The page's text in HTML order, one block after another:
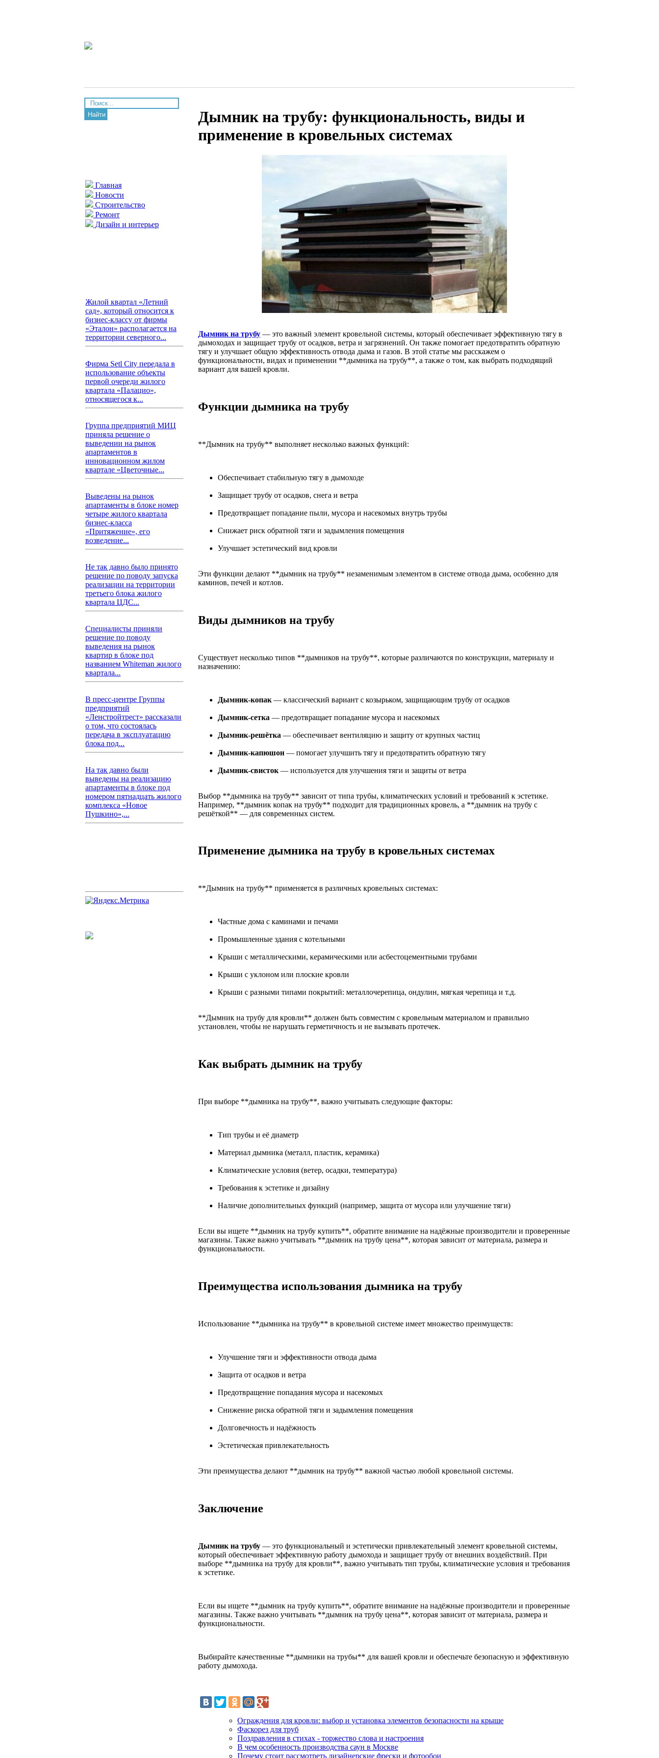
Найти
Главная
Новости
Строительство
Ремонт
Дизайн и интерьер
Жилой квартал «Летний
сад», который относится к
бизнес-классу от фирмы
«Эталон» располагается на
территории северного...
Фирма Setl City передала в
использование объекты
первой очереди жилого
квартала «Палацио»,
относящегося к...
Группа предприятий МИЦ
приняла решение о
выведении на рынок
апартаментов в
инновационном жилом
квартале «Цветочные...
Выведены на рынок
апартаменты в блоке номер
четыре жилого квартала
бизнес-класса
«Притяжение», его
возведение...
Не так давно было принято
решение по поводу запуска
реализации на территории
третьего блока жилого
квартала ЦДС...
Специалисты приняли
решение по поводу
выведения на рынок
квартир в блоке под
названием Whiteman жилого
квартала...
В пресс-центре Группы
предприятий
«Ленстройтрест» рассказали
о том, что состоялась
передача в эксплуатацию
блока под...
На так давно были
выведены на реализацию
апартаменты в блоке под
номером пятнадцать жилого
комплекса «Новое
Пушкино»,...
Дымник на трубу: функциональность, виды и
применение в кровельных системах
Дымник на трубу — это важный элемент кровельной системы, который обеспечивает эффективную тягу в
дымоходах и защищает трубу от осадков, ветра и загрязнений. Он также помогает предотвратить обратную
тягу и улучшает общую эффективность отвода дыма и газов. В этой статье мы расскажем о
функциональности, видах и применении **дымника на трубу**, а также о том, как выбрать подходящий
вариант для вашей кровли.
Функции дымника на трубу
**Дымник на трубу** выполняет несколько важных функций:
Обеспечивает стабильную тягу в дымоходе
Защищает трубу от осадков, снега и ветра
Предотвращает попадание пыли, мусора и насекомых внутрь трубы
Снижает риск обратной тяги и задымления помещения
Улучшает эстетический вид кровли
Эти функции делают **дымник на трубу** незаменимым элементом в системе отвода дыма, особенно для
каминов, печей и котлов.
Виды дымников на трубу
Существует несколько типов **дымников на трубу**, которые различаются по конструкции, материалу и
назначению:
Дымник-копак — классический вариант с козырьком, защищающим трубу от осадков
Дымник-сетка — предотвращает попадание мусора и насекомых
Дымник-решётка — обеспечивает вентиляцию и защиту от крупных частиц
Дымник-капюшон — помогает улучшить тягу и предотвратить обратную тягу
Дымник-свисток — используется для улучшения тяги и защиты от ветра
Выбор **дымника на трубу** зависит от типа трубы, климатических условий и требований к эстетике.
Например, **дымник копак на трубу** подходит для традиционных кровель, а **дымник на трубу с
решёткой** — для современных систем.
Применение дымника на трубу в кровельных системах
**Дымник на трубу** применяется в различных кровельных системах:
Частные дома с каминами и печами
Промышленные здания с котельными
Крыши с металлическими, керамическими или асбестоцементными трубами
Крыши с уклоном или плоские кровли
Крыши с разными типами покрытий: металлочерепица, ондулин, мягкая черепица и т.д.
**Дымник на трубу для кровли** должен быть совместим с кровельным материалом и правильно
установлен, чтобы не нарушать герметичность и не вызывать протечек.
Как выбрать дымник на трубу
При выборе **дымника на трубу**, важно учитывать следующие факторы:
Тип трубы и её диаметр
Материал дымника (металл, пластик, керамика)
Климатические условия (ветер, осадки, температура)
Требования к эстетике и дизайну
Наличие дополнительных функций (например, защита от мусора или улучшение тяги)
Если вы ищете **дымник на трубу купить**, обратите внимание на надёжные производители и проверенные
магазины. Также важно учитывать **дымник на трубу цена**, которая зависит от материала, размера и
функциональности.
Преимущества использования дымника на трубу
Использование **дымника на трубу** в кровельной системе имеет множество преимуществ:
Улучшение тяги и эффективности отвода дыма
Защита от осадков и ветра
Предотвращение попадания мусора и насекомых
Снижение риска обратной тяги и задымления помещения
Долговечность и надёжность
Эстетическая привлекательность
Эти преимущества делают **дымник на трубу** важной частью любой кровельной системы.
Заключение
Дымник на трубу — это функциональный и эстетически привлекательный элемент кровельной системы,
который обеспечивает эффективную работу дымохода и защищает трубу от внешних воздействий. При
выборе **дымника на трубу для кровли**, важно учитывать тип трубы, климатические условия и требования
к эстетике.
Если вы ищете **дымник на трубу купить**, обратите внимание на надёжные производители и проверенные
магазины. Также важно учитывать **дымник на трубу цена**, которая зависит от материала, размера и
функциональности.
Выбирайте качественные **дымники на трубы** для вашей кровли и обеспечьте безопасную и эффективную
работу дымохода.
Ограждения для кровли: выбор и установка элементов безопасности на крыше
Фаскорез для труб
Поздравления в стихах - торжество слова и настроения
В чем особенность производства саун в Москве
Почему стоит рассмотреть дизайнерские фрески и фотообои